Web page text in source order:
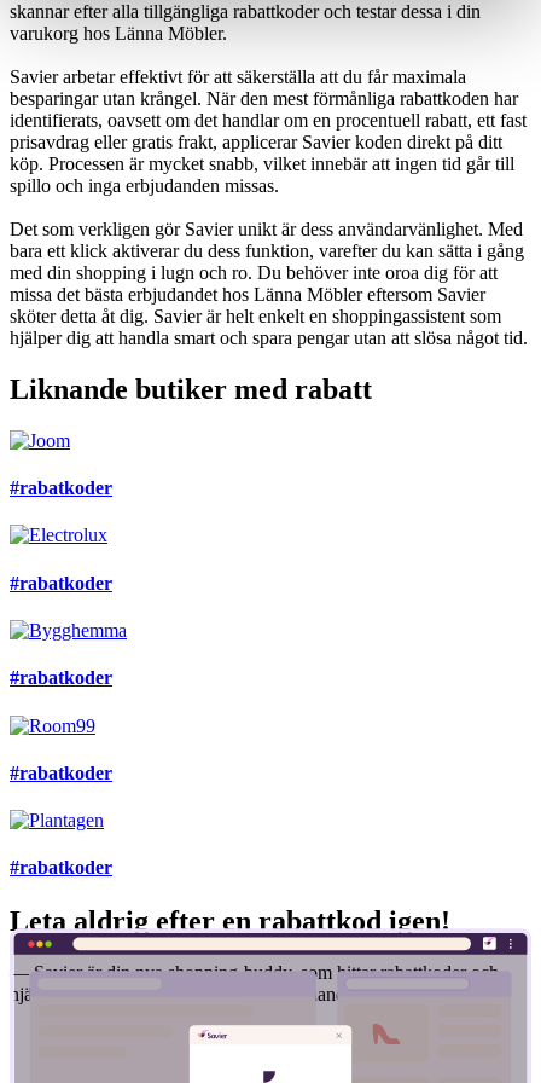
skannar efter alla tillgängliga rabattkoder och testar dessa i din
varukorg hos Länna Möbler.
Savier arbetar effektivt för att säkerställa att du får maximala
besparingar utan krångel. När den mest förmånliga rabattkoden har
identifierats, oavsett om det handlar om en procentuell rabatt, ett fast
prisavdrag eller gratis frakt, applicerar Savier koden direkt på ditt
köp. Processen är mycket snabb, vilket innebär att ingen tid går till
spillo och inga erbjudanden missas.
Det som verkligen gör Savier unikt är dess användarvänlighet. Med
bara ett klick aktiverar du dess funktion, varefter du kan sätta i gång
med din shopping i lugn och ro. Du behöver inte oroa dig för att
missa det bästa erbjudandet hos Länna Möbler eftersom Savier
sköter detta åt dig. Savier är helt enkelt en shoppingassistent som
hjälper dig att handla smart och spara pengar utan att slösa något tid.
Liknande butiker med rabatt
#rabatkoder
#rabatkoder
#rabatkoder
#rabatkoder
#rabatkoder
Leta aldrig efter en rabattkod igen!
— Savier är din nya shopping-buddy, som hittar rabattkoder och
hjälper dig att få det bästa priset när du handlar online.